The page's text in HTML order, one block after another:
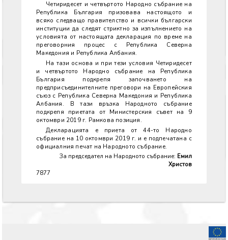
Четиридесет и четвъртото Народно събрание на
Република България призовава настоящото и
всяко следващо правителство и всички български
институции да следят стриктно за изпълнението на
условията от настоящата декларация по време на
преговорния процес с Република Северна
Македония и Република Албания.
На тази основа и при тези условия Четиридесет
и четвъртото Народно събрание на Република
България подкрепя започването на
предприсъединителните преговори на Европейския
съюз с Република Северна Македония и Република
Албания. В тази връзка Народното събрание
подкрепя приетата от Министерския съвет на 9
октомври 2019 г. Рамкова позиция.
Декларацията е приета от 44-то Народно
събрание на 10 октомври 2019 г. и е подпечатана с
официалния печат на Народното събрание.
За председател на Народното събрание: Емил
Христов
7877